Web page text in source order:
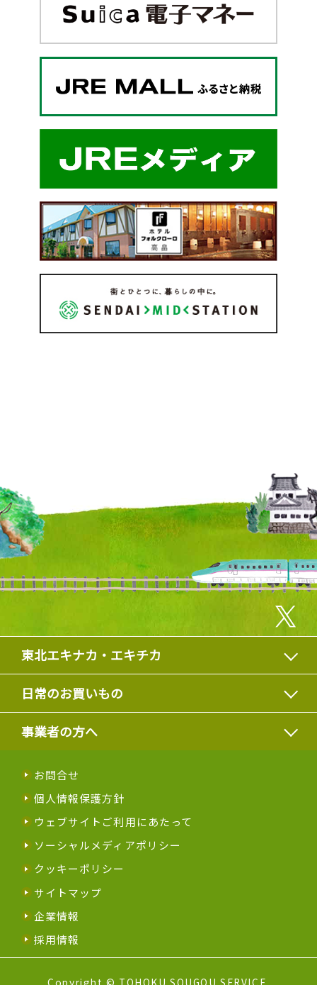
東北エキナカ・エキチカ
日常のお買いもの
事業者の方へ
お問合せ
個人情報保護方針
ウェブサイトご利用にあたって
ソーシャルメディアポリシー
クッキーポリシー
サイトマップ
企業情報
採用情報
Copyright © TOHOKU SOUGOU SERVICE.